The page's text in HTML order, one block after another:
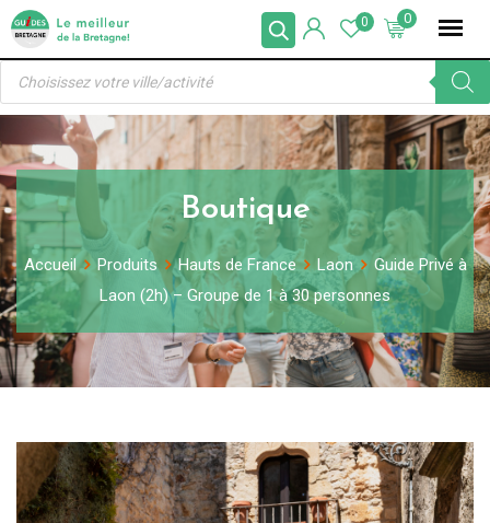
Skip
content
0
0
Recherche
produits
Boutique
Accueil Produits Hauts de France Laon
Guide Privé à
Laon (2h) – Groupe de 1 à 30 personnes